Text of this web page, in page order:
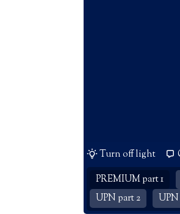
Turn off light
PREMIUM part 1
UPN part 2